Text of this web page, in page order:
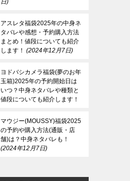
日
アスレタ福袋2025年の中身ネ
タバレや感想・予約購入方法
まとめ！値段についても紹介
します！
2024年12月7日
ヨドバシカメラ福袋(夢のお年
玉箱)2025年の予約開始日は
いつ？中身ネタバレや種類と
値段についても紹介します！
マウジー(MOUSSY)福袋2025
の予約や購入方法(通販・店
舗)は？中身ネタバレも！
2024年12月7日